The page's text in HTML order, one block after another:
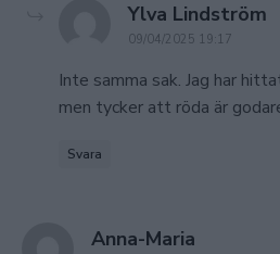
Ylva Lindström
09/04/2025 19:17
Inte samma sak. Jag har
men tycker att röda är
Svara
Anna-Maria